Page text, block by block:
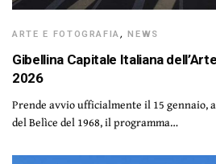
ARTE E FOTOGRAFIA,NEWS
Gibellina Capitale Italiana
2026
Prende avvio ufficialmente il 15 gennaio,
del Belìce del 1968, il programma…